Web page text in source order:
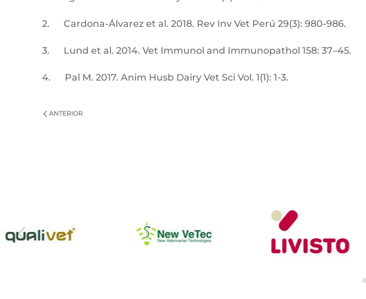
2. Cardona-Álvarez et al. 2018. Rev Inv Vet Perú 29(3): 980-986.
3. Lund et al. 2014. Vet Immunol and Immunopathol 158: 37–45.
4. Pal M. 2017. Anim Husb Dairy Vet Sci Vol. 1(1): 1-3.
ANTERIOR